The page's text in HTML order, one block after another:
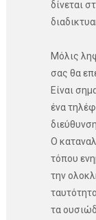
δίνεται
Μόλις
σας θα
Είναι
ένα
Ο
τόπου
την
τα